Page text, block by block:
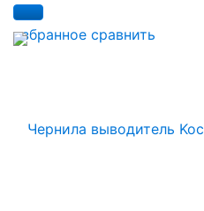
избранное сравнить